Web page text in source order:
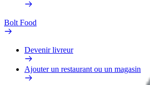
Bolt Food
Devenir livreur
Ajouter un restaurant ou un magasin